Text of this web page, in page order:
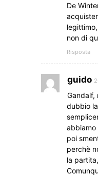
De
non di
Risposta
guido
Gandalf,
dubbio
abbiamo
poi
perchè
la